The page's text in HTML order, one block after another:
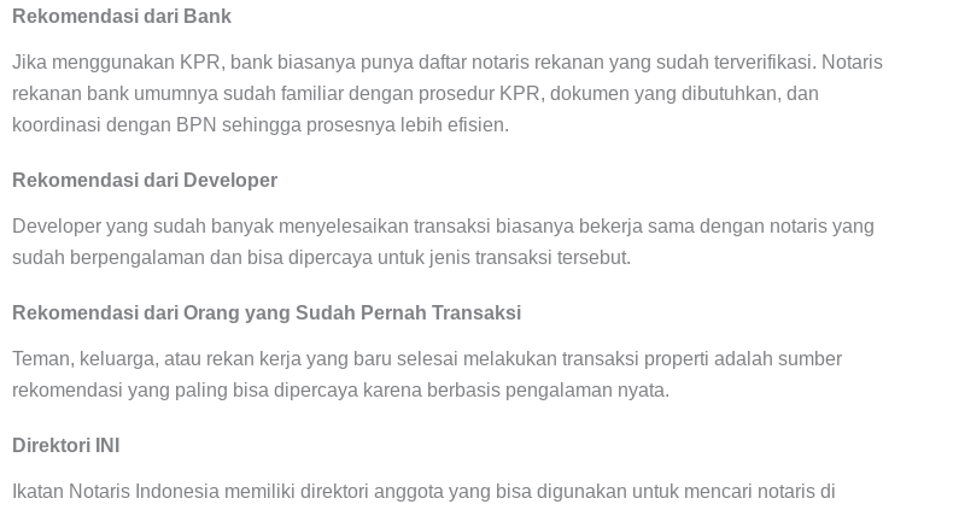
Rekomendasi dari Bank
Jika menggunakan KPR, bank biasanya punya daftar notaris rekanan yang sudah terverifikasi. Notaris
rekanan bank umumnya sudah familiar dengan prosedur KPR, dokumen yang dibutuhkan, dan
koordinasi dengan BPN sehingga prosesnya lebih efisien.
Rekomendasi dari Developer
Developer yang sudah banyak menyelesaikan transaksi biasanya bekerja sama dengan notaris yang
sudah berpengalaman dan bisa dipercaya untuk jenis transaksi tersebut.
Rekomendasi dari Orang yang Sudah Pernah Transaksi
Teman, keluarga, atau rekan kerja yang baru selesai melakukan transaksi properti adalah sumber
rekomendasi yang paling bisa dipercaya karena berbasis pengalaman nyata.
Direktori INI
Ikatan Notaris Indonesia memiliki direktori anggota yang bisa digunakan untuk mencari notaris di